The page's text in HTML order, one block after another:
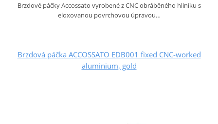
Brzdové páčky Accossato vyrobené z CNC obráběného hliníku s
eloxovanou povrchovou úpravou…
Brzdová páčka ACCOSSATO EDB001 fixed CNC-worked
aluminium, gold